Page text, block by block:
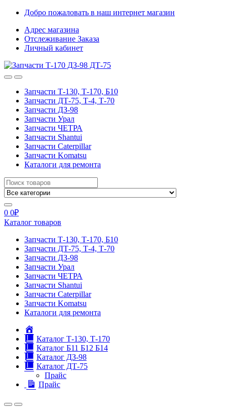
Skip
navigation
Skip
content
Добро пожаловать в наш интернет магазин
Адрес магазина
Отслеживание Заказа
Личный кабинет
Запчасти Т-130, Т-170, Б10
Запчасти ДТ-75, Т-4, Т-70
Запчасти ДЗ-98
Запчасти Урал
Запчасти ЧЕТРА
Запчасти Shantui
Запчасти Caterpillar
Запчасти Komatsu
Каталоги для ремонта
Search
for:
0 0₽
Каталог товаров
Запчасти Т-130, Т-170, Б10
Запчасти ДТ-75, Т-4, Т-70
Запчасти ДЗ-98
Запчасти Урал
Запчасти ЧЕТРА
Запчасти Shantui
Запчасти Caterpillar
Запчасти Komatsu
Каталоги для ремонта
Каталог Т-130, Т-170
Каталог Б11 Б12 Б14
Каталог ДЗ-98
Каталог ДТ-75
Прайс
Прайс